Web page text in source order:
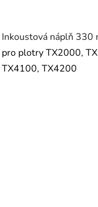
Inkoustová náplň 330
pro plotry TX2000,
TX4100, TX4200